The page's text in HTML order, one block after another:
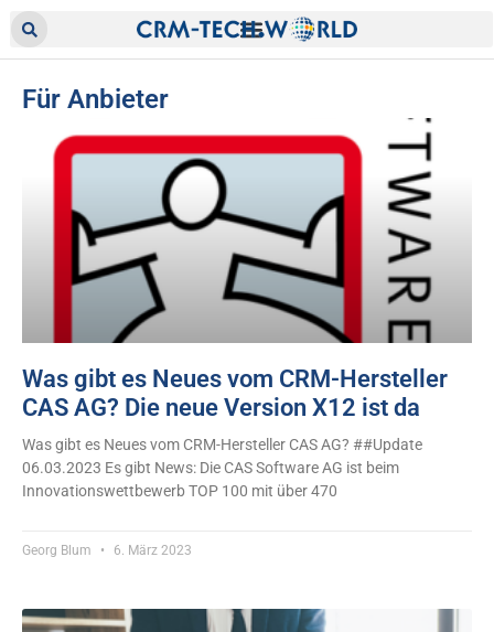
Für Anbieter
Was gibt es Neues vom CRM-Hersteller
CAS AG? Die neue Version X12 ist da
Was gibt es Neues vom CRM-Hersteller CAS AG? ##Update
06.03.2023 Es gibt News: Die CAS Software AG ist beim
Innovationswettbewerb TOP 100 mit über 470
Georg Blum 6. März 2023